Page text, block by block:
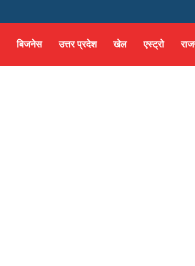
बिजनेस उत्तर प्रदेश खेल एस्ट्रो